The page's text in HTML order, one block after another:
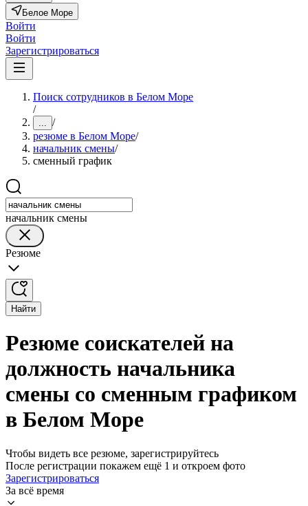
Белое Море
Войти
Войти
Зарегистрироваться
Поиск сотрудников в Белом Море
/
... /
резюме в Белом Море/
начальник смены/
сменный график
начальник смены
Резюме
Найти
Резюме соискателей на
должность начальника
смены со сменным графиком
в Белом Море
Чтобы видеть все резюме, зарегистрируйтесь
После регистрации покажем ещё 1 и откроем фото
Зарегистрироваться
За всё время